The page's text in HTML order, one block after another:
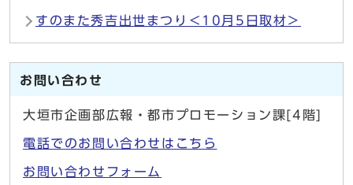
すのまた秀吉出世まつり＜10月5日取材＞
お問い合わせ
大垣市企画部広報・都市プロモーション課[4階]
電話でのお問い合わせはこちら
お問い合わせフォーム